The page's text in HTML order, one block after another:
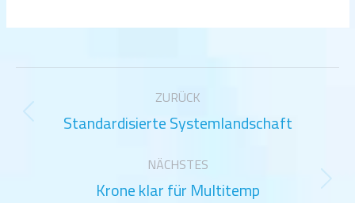
Kommentarnavigation
ZURÜCK
Vorheriger
Standardisierte Systemlandschaft
NÄCHSTES
Nächster
Krone klar für Multitemp